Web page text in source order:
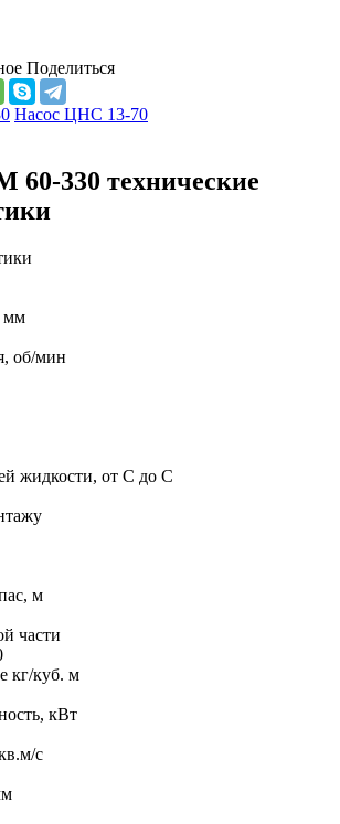
Поделиться
Насос ЦНС 13-70
330 технические
мм
об/мин
жидкости, от С до С
м
части
кг/куб. м
кВт
с